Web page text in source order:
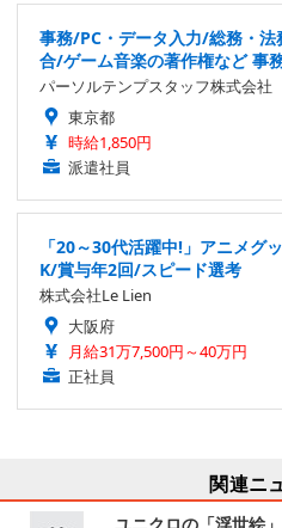
事務/PC・データ入力/総務・法
合/ゲーム音楽の著作権など 事
パーソルテンプスタッフ株式会社
東京都
時給1,850円
派遣社員
「20～30代活躍中!」アニメグ
K/賞与年2回/スピード選考
株式会社Le Lien
大阪府
月給31万7,500円～40万円
正社員
関連ニ
ユニクロの「浮世絵